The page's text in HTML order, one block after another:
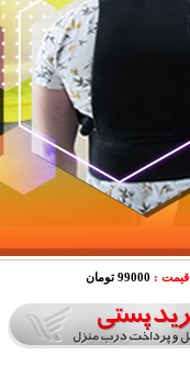
قیمت : 99000 تومان